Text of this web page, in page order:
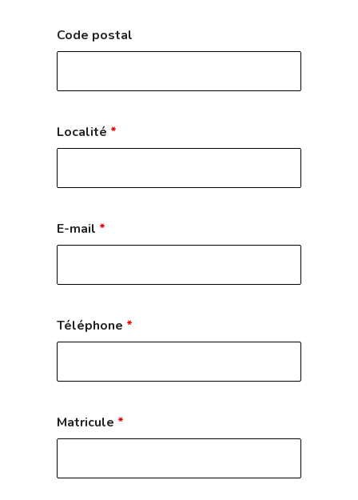
Code postal
Localité *
E-mail *
Téléphone *
Matricule *